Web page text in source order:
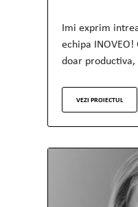
Imi exprim
echipa
doar
VEZI PROIECTUL